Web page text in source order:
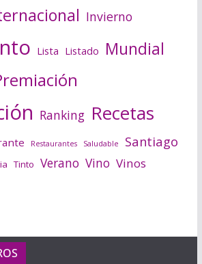
Invierno
Lista Listado Mundial
Ranking Recetas
Restaurantes Saludable Santiago
Tinto Verano Vino Vinos